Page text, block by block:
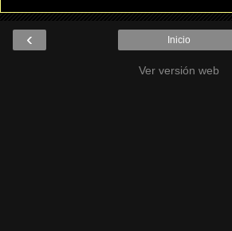
‹ Inicio
Ver versión web